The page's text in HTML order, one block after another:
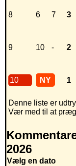
8 6 7 3
9 10 - 2
10 NY 1
Denne liste er
Vær med til at
2026
Vælg en dato